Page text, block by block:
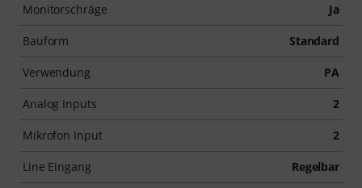
Monitorschräge Ja
Bauform Standard
Verwendung PA
Analog Inputs 2
Mikrofon Input 2
Line Eingang Regelbar